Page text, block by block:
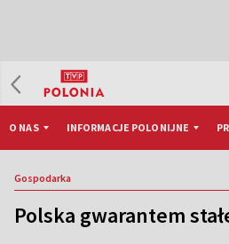
O NAS INFORMACJE POLONIJNE
Gospodarka
Polska gwarantem